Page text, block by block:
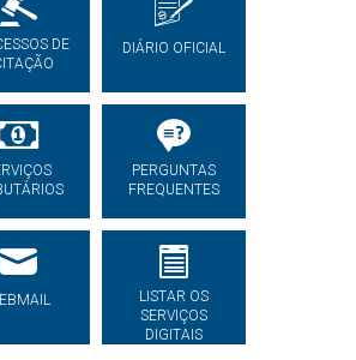
DE
DIÁRIO OFICIAL
PERGUNTAS
FREQUENTES
LISTAR OS
SERVIÇOS
DIGITAIS